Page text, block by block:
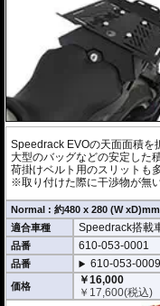
Speedrack EVOの天面面積を
大型のバッグなどの安定した
荷掛けベルト用のスリットも
※取り付けた際に干渉物が無
Normal : 約480 x 280 (W xD)mm
適合車種
Speedrack搭載
品番 610-053-0001
品番 610-053-0009
価格
￥16,000
￥ 17,600(税込)